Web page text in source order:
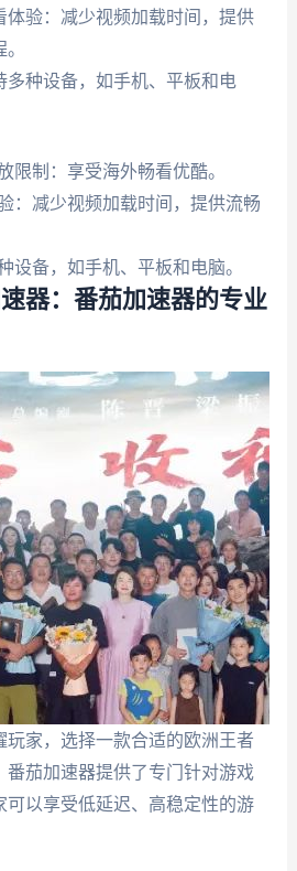
体验：减少视频加载时间，提供
多种设备，如手机、平板和电
限制：享受海外畅看优酷。
：减少视频加载时间，提供流畅
设备，如手机、平板和电脑。
器：番茄加速器的专业
玩家，选择一款合适的欧洲王者
番茄加速器提供了专门针对游戏
可以享受低延迟、高稳定性的游